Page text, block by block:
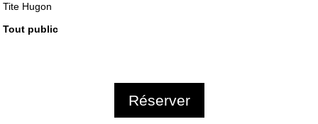
Tite Hugon
Tout public
Réserver